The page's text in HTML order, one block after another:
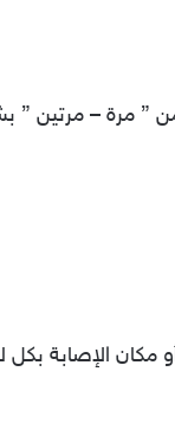
من ” مرة –
مكان الإصابة